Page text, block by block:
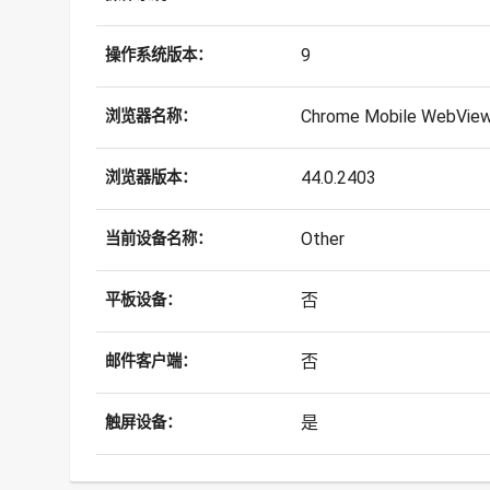
操作系统版本： 9
浏览器名称： Chrome Mobile
浏览器版本： 44.0.2403
当前设备名称： Other
平板设备： 否
邮件客户端： 否
触屏设备： 是